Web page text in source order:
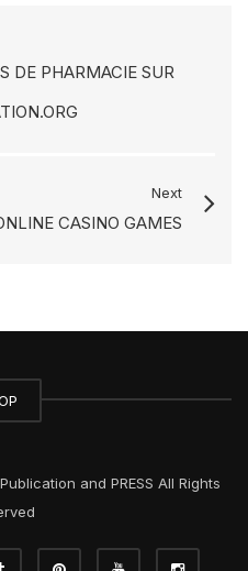
DE PHARMACIE SUR
Next
CASINO GAMES
and PRESS All Rights